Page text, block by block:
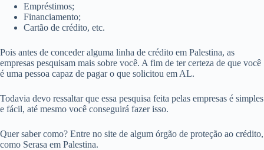
Empréstimos;
Financiamento;
Cartão de crédito, etc.
Pois antes de conceder alguma linha de crédito em Palestina, as
empresas pesquisam mais sobre você. A fim de ter certeza de que você
é uma pessoa capaz de pagar o que solicitou em AL.
Todavia devo ressaltar que essa pesquisa feita pelas empresas é simples
e fácil, até mesmo você conseguirá fazer isso.
Quer saber como? Entre no site de algum órgão de proteção ao crédito,
como Serasa em Palestina.